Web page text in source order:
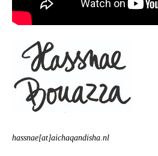
hassnae[at]aichaqandisha.nl